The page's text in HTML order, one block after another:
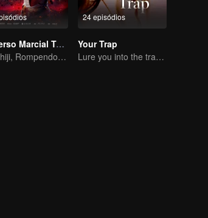
Universo Marcial Temporada 1
Wu Zhiji, Rompendo o Céu, Movendo o Céu e a Terra
24 episódios
Your Trap
Lure you into the trap with love as bait